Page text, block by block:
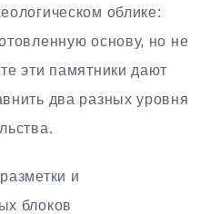
облике:
основу, но не
эти памятники дают
два разных уровня
и
блоков